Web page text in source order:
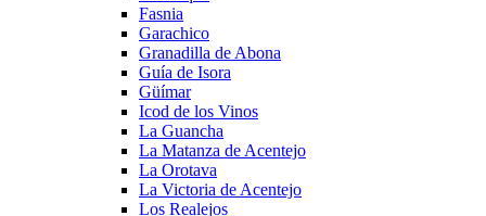
Fasnia
Garachico
Granadilla de Abona
Guía de Isora
Güímar
Icod de los Vinos
La Guancha
La Matanza de Acentejo
La Orotava
La Victoria de Acentejo
Los Realejos